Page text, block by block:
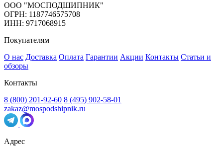
ООО "МОСПОДШИПНИК"
ОГРН: 1187746575708
ИНН: 9717068915
Покупателям
О нас Доставка Оплата Гарантии Акции Контакты Статьи и
обзоры
Контакты
8 (800) 201-92-60 8 (495) 902-58-01
zakaz@mospodshipnik.ru
Адрес